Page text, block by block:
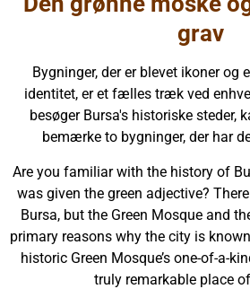
grav
Bygninger, der er blevet ikoner og
identitet, er et fælles træk ved
besøger Bursa's historiske steder,
bemærke to bygninger, der har
Are you familiar with the history of
was given the green adjective?
Bursa, but the Green Mosque and
primary reasons why the city is
historic Green Mosque’s one-of-a-
truly remarkable place